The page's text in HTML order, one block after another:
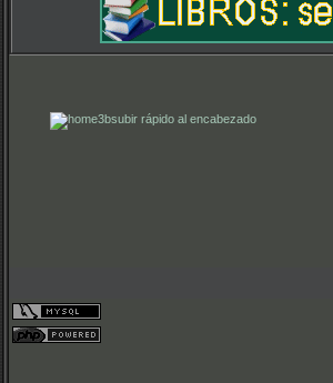
subir rápido al encabezado